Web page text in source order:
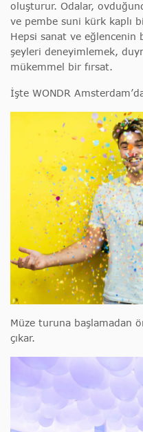
oluşturur. Odalar,
ve pembe suni kürk kaplı
Hepsi sanat ve eğlencenin
şeyleri deneyimlemek,
mükemmel bir fırsat.
İşte WONDR
Müze turuna başlamadan
çıkar.